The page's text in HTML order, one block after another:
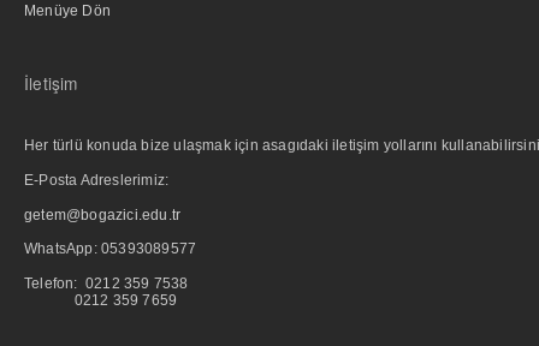
Menüye Dön
İletişim
Her türlü konuda bize ulaşmak için asagıdaki iletişim yollarını
E-Posta Adreslerimiz:
getem@bogazici.edu.tr
WhatsApp: 05393089577
Telefon: 0212 359 7538
0212 359 7659